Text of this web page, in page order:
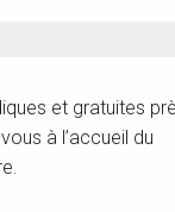
et gratuites
à l’accueil du